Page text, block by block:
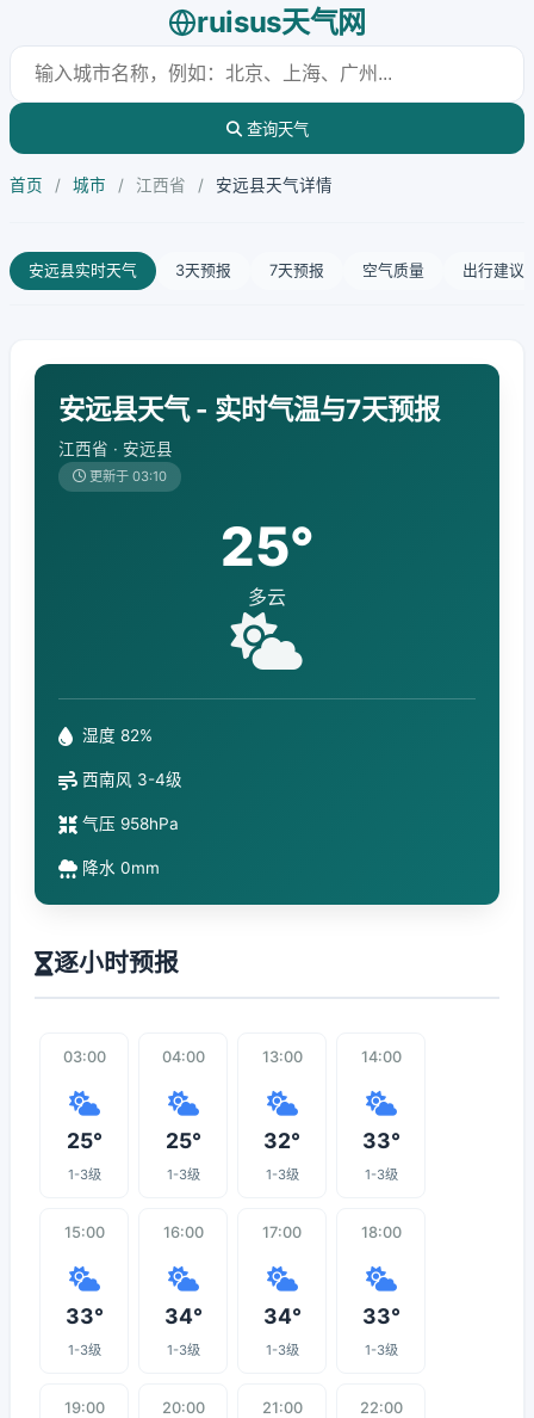
ruisus天气网
查询天气
首页 / 城市 / 江西省 / 安远县天气详情
安远县实时天气 3天预报 7天预报 空气质量 出行建议
安远县天气 - 实时气温与7天预报
江西省 · 安远县
更新于 03:10
25°
多云
湿度 82%
西南风 3-4级
气压 958hPa
降水 0mm
逐小时预报
03:00
25°
1-3级
04:00
25°
1-3级
13:00
32°
1-3级
14:00
33°
1-3级
15:00
33°
1-3级
16:00
34°
1-3级
17:00
34°
1-3级
18:00
33°
1-3级
19:00 20:00 21:00 22:00